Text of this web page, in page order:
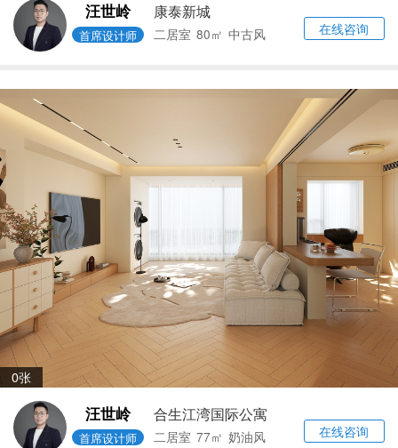
汪世岭
首席设计师
康泰新城
二居室 80㎡ 中古风 在线咨询
0张
汪世岭
首席设计师
合生江湾国际公寓
二居室 77㎡ 奶油风 在线咨询